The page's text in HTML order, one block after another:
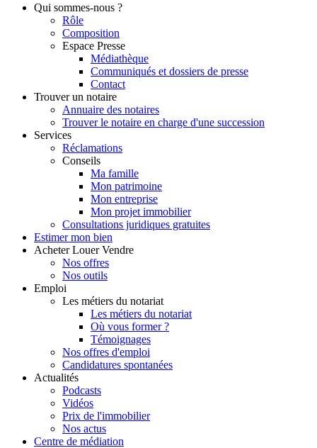
Qui sommes-nous ?
Rôle
Composition
Espace Presse
Médiathèque
Communiqués et dossiers de presse
Contact
Trouver un notaire
Annuaire des notaires
Trouver le notaire en charge d'une succession
Services
Réclamations
Conseils
Ma famille
Mon patrimoine
Mon entreprise
Mon projet immobilier
Consultations juridiques gratuites
Estimer mon bien
Acheter Louer Vendre
Nos offres
Nos outils
Emploi
Les métiers du notariat
Les métiers du notariat
Où vous former ?
Témoignages
Nos offres d'emploi
Candidatures spontanées
Actualités
Podcasts
Vidéos
Prix de l'immobilier
Nos actus
Centre de médiation